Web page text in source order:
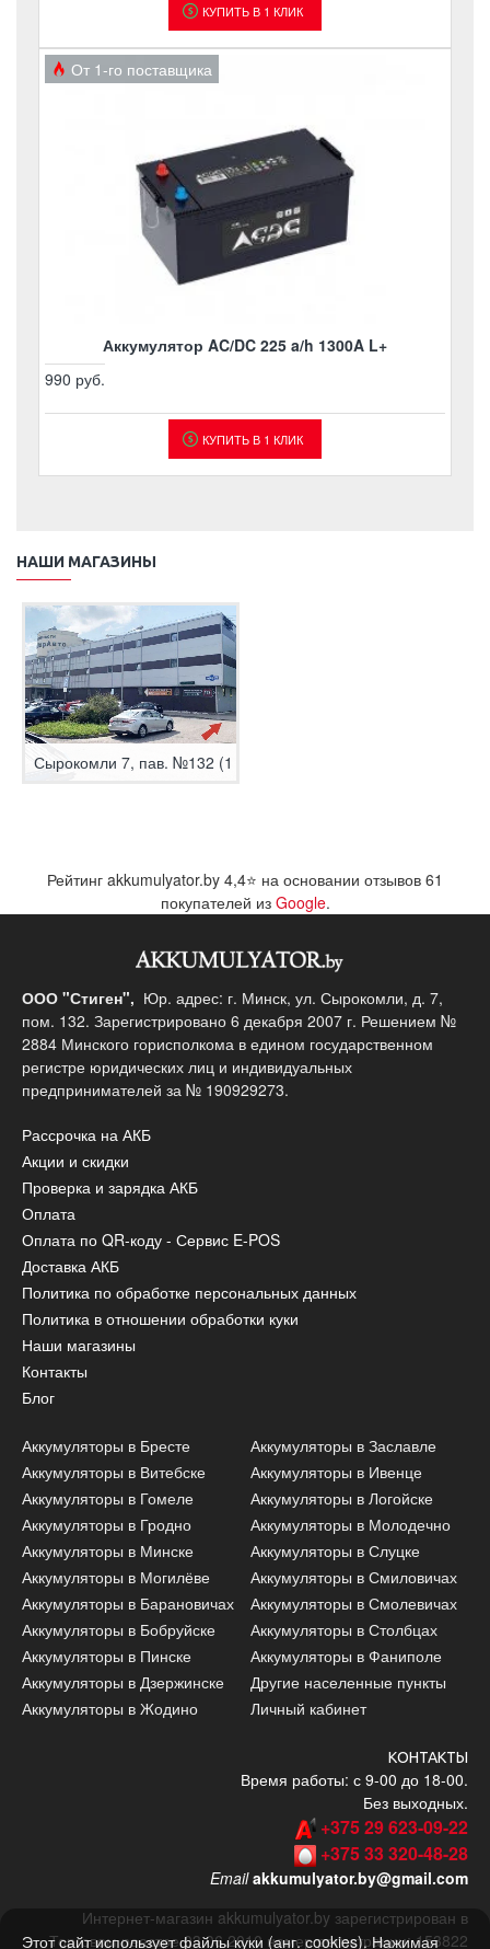
КУПИТЬ В 1 КЛИК
От 1-го поставщика
Аккумулятор AC/DC 225 a/h 1300A L+
990 руб.
КУПИТЬ В 1 КЛИК
НАШИ МАГАЗИНЫ
Сырокомли 7, пав. №132 (1 этаж)
Рейтинг akkumulyator.by 4,4⭐ на основании отзывов 61
покупателей из Google.
ООО "Стиген", Юр. адрес: г. Минск, ул. Сырокомли, д. 7,
пом. 132. Зарегистрировано 6 декабря 2007 г. Решением №
2884 Минского горисполкома в едином государственном
регистре юридических лиц и индивидуальных
предпринимателей за № 190929273.
Рассрочка на АКБ
Акции и скидки
Проверка и зарядка АКБ
Оплата
Оплата по QR-коду - Сервис E-POS
Доставка АКБ
Политика по обработке персональных данных
Политика в отношении обработки куки
Наши магазины
Контакты
Блог
Аккумуляторы в Бресте
Аккумуляторы в Витебске
Аккумуляторы в Гомеле
Аккумуляторы в Гродно
Аккумуляторы в Минске
Аккумуляторы в Могилёве
Аккумуляторы в Барановичах
Аккумуляторы в Бобруйске
Аккумуляторы в Пинске
Аккумуляторы в Дзержинске
Аккумуляторы в Жодино
Аккумуляторы в Заславле
Аккумуляторы в Ивенце
Аккумуляторы в Логойске
Аккумуляторы в Молодечно
Аккумуляторы в Слуцке
Аккумуляторы в Смиловичах
Аккумуляторы в Смолевичах
Аккумуляторы в Столбцах
Аккумуляторы в Фаниполе
Другие населенные пункты
Личный кабинет
КОНТАКТЫ
Время работы: с 9-00 до 18-00.
Без выходных.
+375 29 623-09-22
+375 33 320-48-28
Email akkumulyator.by@gmail.com
Интернет-магазин akkumulyator.by зарегистрирован в
Торговом реестре 03.06.2010 номер регистрации: 153822
Этот сайт использует файлы куки (анг. сookies). Нажимая